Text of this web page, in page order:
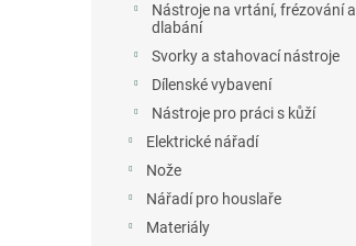
Nástroje na vrtání, frézování a
dlabání
Svorky a stahovací nástroje
Dílenské vybavení
Nástroje pro práci s kůží
Elektrické nářadí
Nože
Nářadí pro houslaře
Materiály